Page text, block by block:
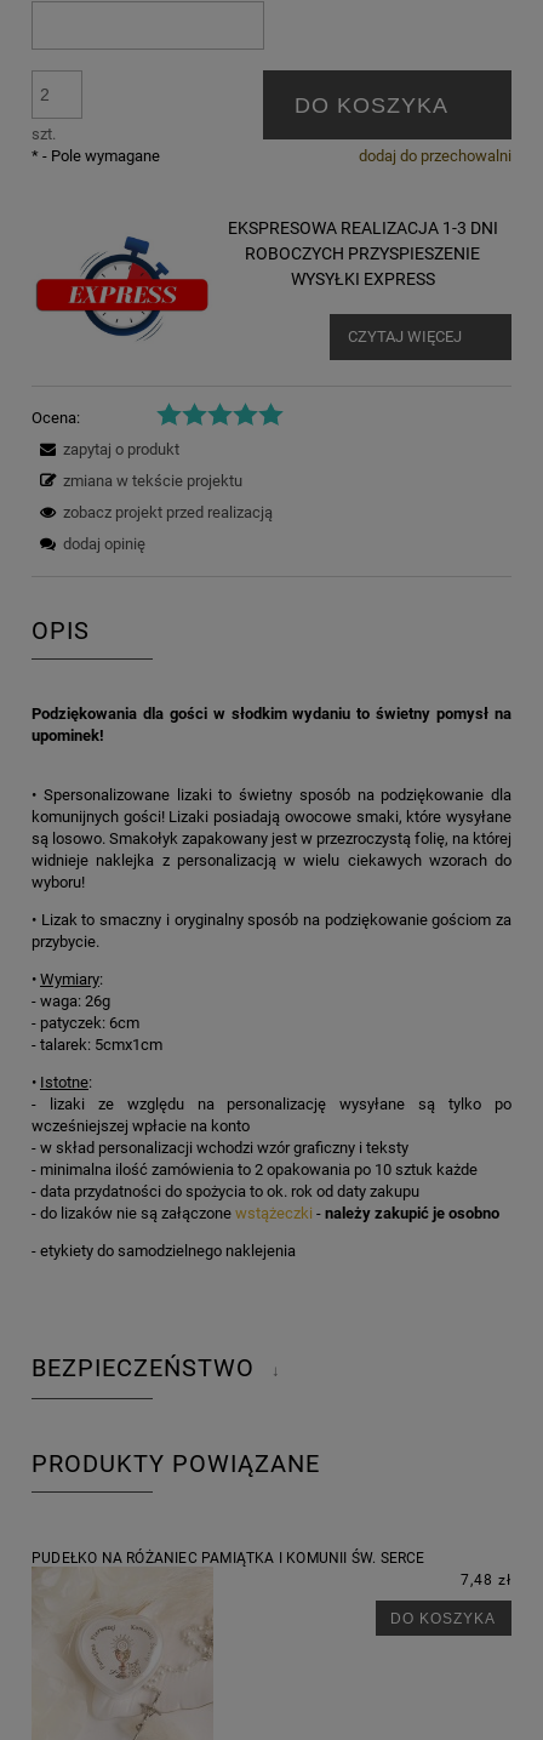
szt.
DO KOSZYKA
dodaj do przechowalni
* - Pole wymagane
EKSPRESOWA REALIZACJA 1-3 DNI
ROBOCZYCH PRZYSPIESZENIE
WYSYŁKI EXPRESS
CZYTAJ WIĘCEJ
Ocena:
zapytaj o produkt
zmiana w tekście projektu
zobacz projekt przed realizacją
dodaj opinię
OPIS
Podziękowania dla gości w słodkim wydaniu to świetny pomysł na
upominek!
• Spersonalizowane lizaki to świetny sposób na podziękowanie dla
komunijnych gości! Lizaki posiadają owocowe smaki, które wysyłane
są losowo. Smakołyk zapakowany jest w przezroczystą folię, na której
widnieje naklejka z personalizacją w wielu ciekawych wzorach do
wyboru!
• Lizak to smaczny i oryginalny sposób na podziękowanie gościom za
przybycie.
• Wymiary:
- waga: 26g
- patyczek: 6cm
- talarek: 5cmx1cm
• Istotne:
- lizaki ze względu na personalizację wysyłane są tylko po
wcześniejszej wpłacie na konto
- w skład personalizacji wchodzi wzór graficzny i teksty
- minimalna ilość zamówienia to 2 opakowania po 10 sztuk każde
- data przydatności do spożycia to ok. rok od daty zakupu
- do lizaków nie są załączone wstążeczki - należy zakupić je osobno
- etykiety do samodzielnego naklejenia
BEZPIECZEŃSTWO ↓
PRODUKTY POWIĄZANE
PUDEŁKO NA RÓŻANIEC PAMIĄTKA I KOMUNII ŚW. SERCE
7,48 zł
DO KOSZYKA